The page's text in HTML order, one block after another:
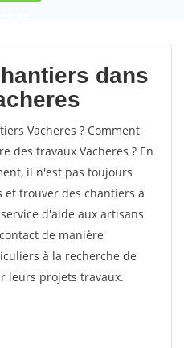
41
dans
Vacheres ? Comment
des travaux Vacheres ? En
il n'est pas toujours
trouver des chantiers à
d'aide aux artisans
de manière
à la recherche de
leurs projets travaux.